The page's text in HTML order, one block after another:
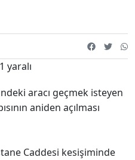
aracı geçmek isteyen
aniden açılması
Caddesi kesişiminde